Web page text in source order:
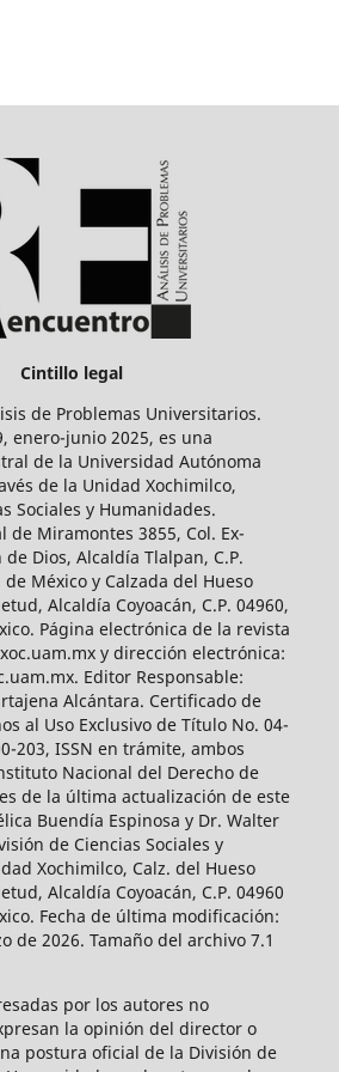
Cintillo legal
de Problemas Universitarios.
enero-junio 2025, es una
de la Universidad Autónoma
de la Unidad Xochimilco,
Sociales y Humanidades.
de Miramontes 3855, Col. Ex-
de Dios, Alcaldía Tlalpan, C.P.
de México y Calzada del Hueso
Alcaldía Coyoacán, C.P. 04960,
Página electrónica de la revista
y dirección electrónica:
Editor Responsable:
Alcántara. Certificado de
al Uso Exclusivo de Título No. 04-
203, ISSN en trámite, ambos
Nacional del Derecho de
de la última actualización de este
Buendía Espinosa y Dr. Walter
de Ciencias Sociales y
Xochimilco, Calz. del Hueso
Alcaldía Coyoacán, C.P. 04960
Fecha de última modificación:
de 2026. Tamaño del archivo 7.1
por los autores no
la opinión del director o
postura oficial de la División de